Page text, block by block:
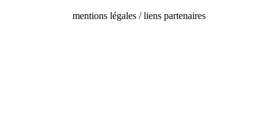
mentions légales / liens partenaires